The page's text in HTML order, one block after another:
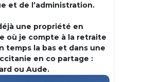
et de l’administration.
une propriété en
où je compte à la retraite
temps la bas et dans une
en co partage :
ou Aude.